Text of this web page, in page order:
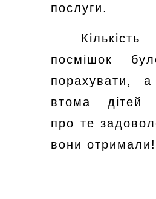
послуги.
посмішок
порахувати,
втома дітей
про те
вони отримали!